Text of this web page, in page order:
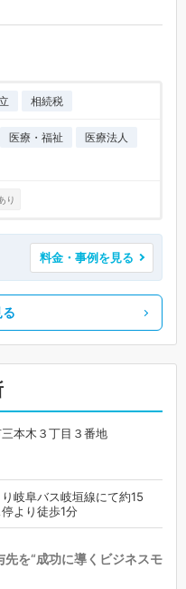
相続税
医療・福祉
医療法人
り
料金・事例を見る
本木３丁目３番地
り岐阜バス岐垣線にて約15
より徒歩1分
を“成功に導くビジネスモ